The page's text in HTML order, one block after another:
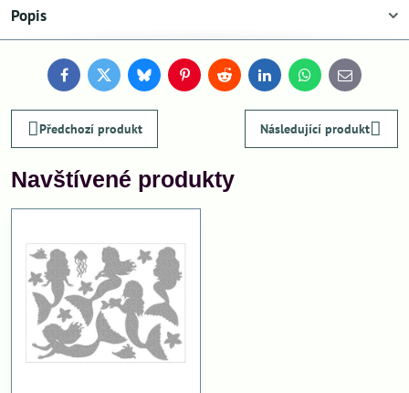
Popis
FacebookTwitterBlueskyPinterestReddit LinkedInWhatsApp
E-
mail
Předchozí produkt Následující produkt
Navštívené produkty